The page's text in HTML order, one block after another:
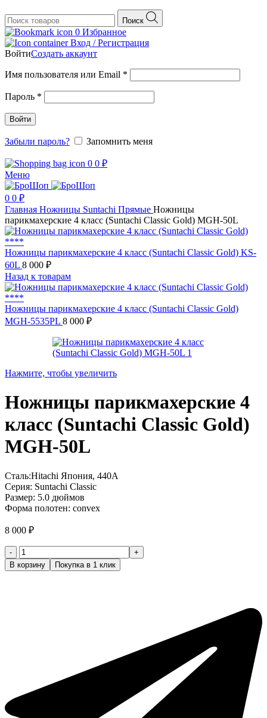
Поиск
0 Избранное
Вход / Регистрация
ВойтиСоздать аккаунт
Имя пользователя или Email *
Пароль *
Войти
Забыли пароль? Запомнить меня
0 0 ₽
Меню
0 0 ₽
Главная Ножницы Suntachi Прямые Ножницы
парикмахерские 4 класс (Suntachi Classic Gold) MGH-50L
Ножницы парикмахерские 4 класс (Suntachi Classic Gold) KS-
60L 8 000 ₽
Назад к товарам
Ножницы парикмахерские 4 класс (Suntachi Classic Gold)
MGH-5535PL 8 000 ₽
Нажмите, чтобы увеличить
Ножницы парикмахерские 4
класс (Suntachi Classic Gold)
MGH-50L
Сталь:Hitachi Япония, 440А
Серия: Suntachi Classic
Размер: 5.0 дюймов
Форма полотен: convex
8 000 ₽
Количество
товара
Ножницы
В корзину Покупка в 1 клик